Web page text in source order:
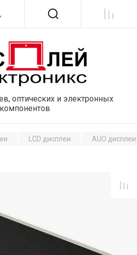
оптических и электронных
компонентов
LCD дисплеи AUO дисплеи